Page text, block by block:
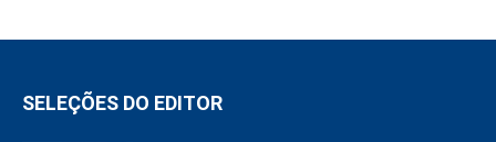
SELEÇÕES DO EDITOR